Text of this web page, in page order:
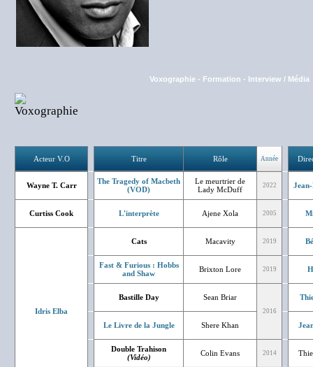
Voxographie - Formation - Interview / Média
Acteur V.O Titre Rôle Année
Wayne T. Carr
The Tragedy of Macbeth
(VOD)
Le meurtrier de
Lady McDuff
2022
Curtiss Cook L'interprète Ajene Xola 2005
Idris Elba
Cats Macavity 2019
Fast & Furious : Hobbs
and Shaw
Brixton Lore 2019
Bastille Day Sean Briar
2016
Le Livre de la Jungle Shere Khan
Double Trahison
(Vidéo)
Colin Evans 2014